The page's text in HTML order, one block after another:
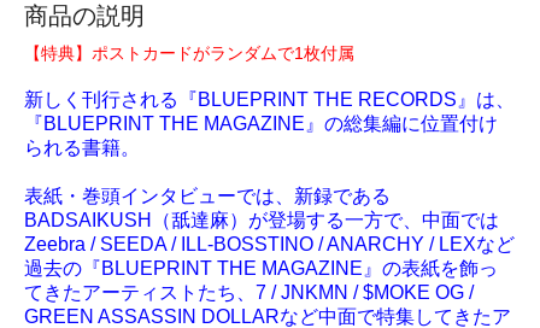
商品の説明
【特典】ポストカードがランダムで1枚付属
新しく刊行される『BLUEPRINT THE RECORDS』は、
『BLUEPRINT THE MAGAZINE』の総集編に位置付け
られる書籍。
表紙・巻頭インタビューでは、新録である
BADSAIKUSH（舐達麻）が登場する一方で、中面では
Zeebra / SEEDA / ILL-BOSSTINO / ANARCHY / LEXなど
過去の『BLUEPRINT THE MAGAZINE』の表紙を飾っ
てきたアーティストたち、7 / JNKMN / $MOKE OG /
GREEN ASSASSIN DOLLARなど中面で特集してきたア